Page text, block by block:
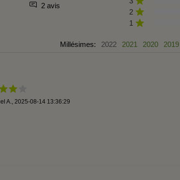
2 avis
2
1
Millésimes: 2022 2021 2020 2019
A., 2025-08-14 13:36:29